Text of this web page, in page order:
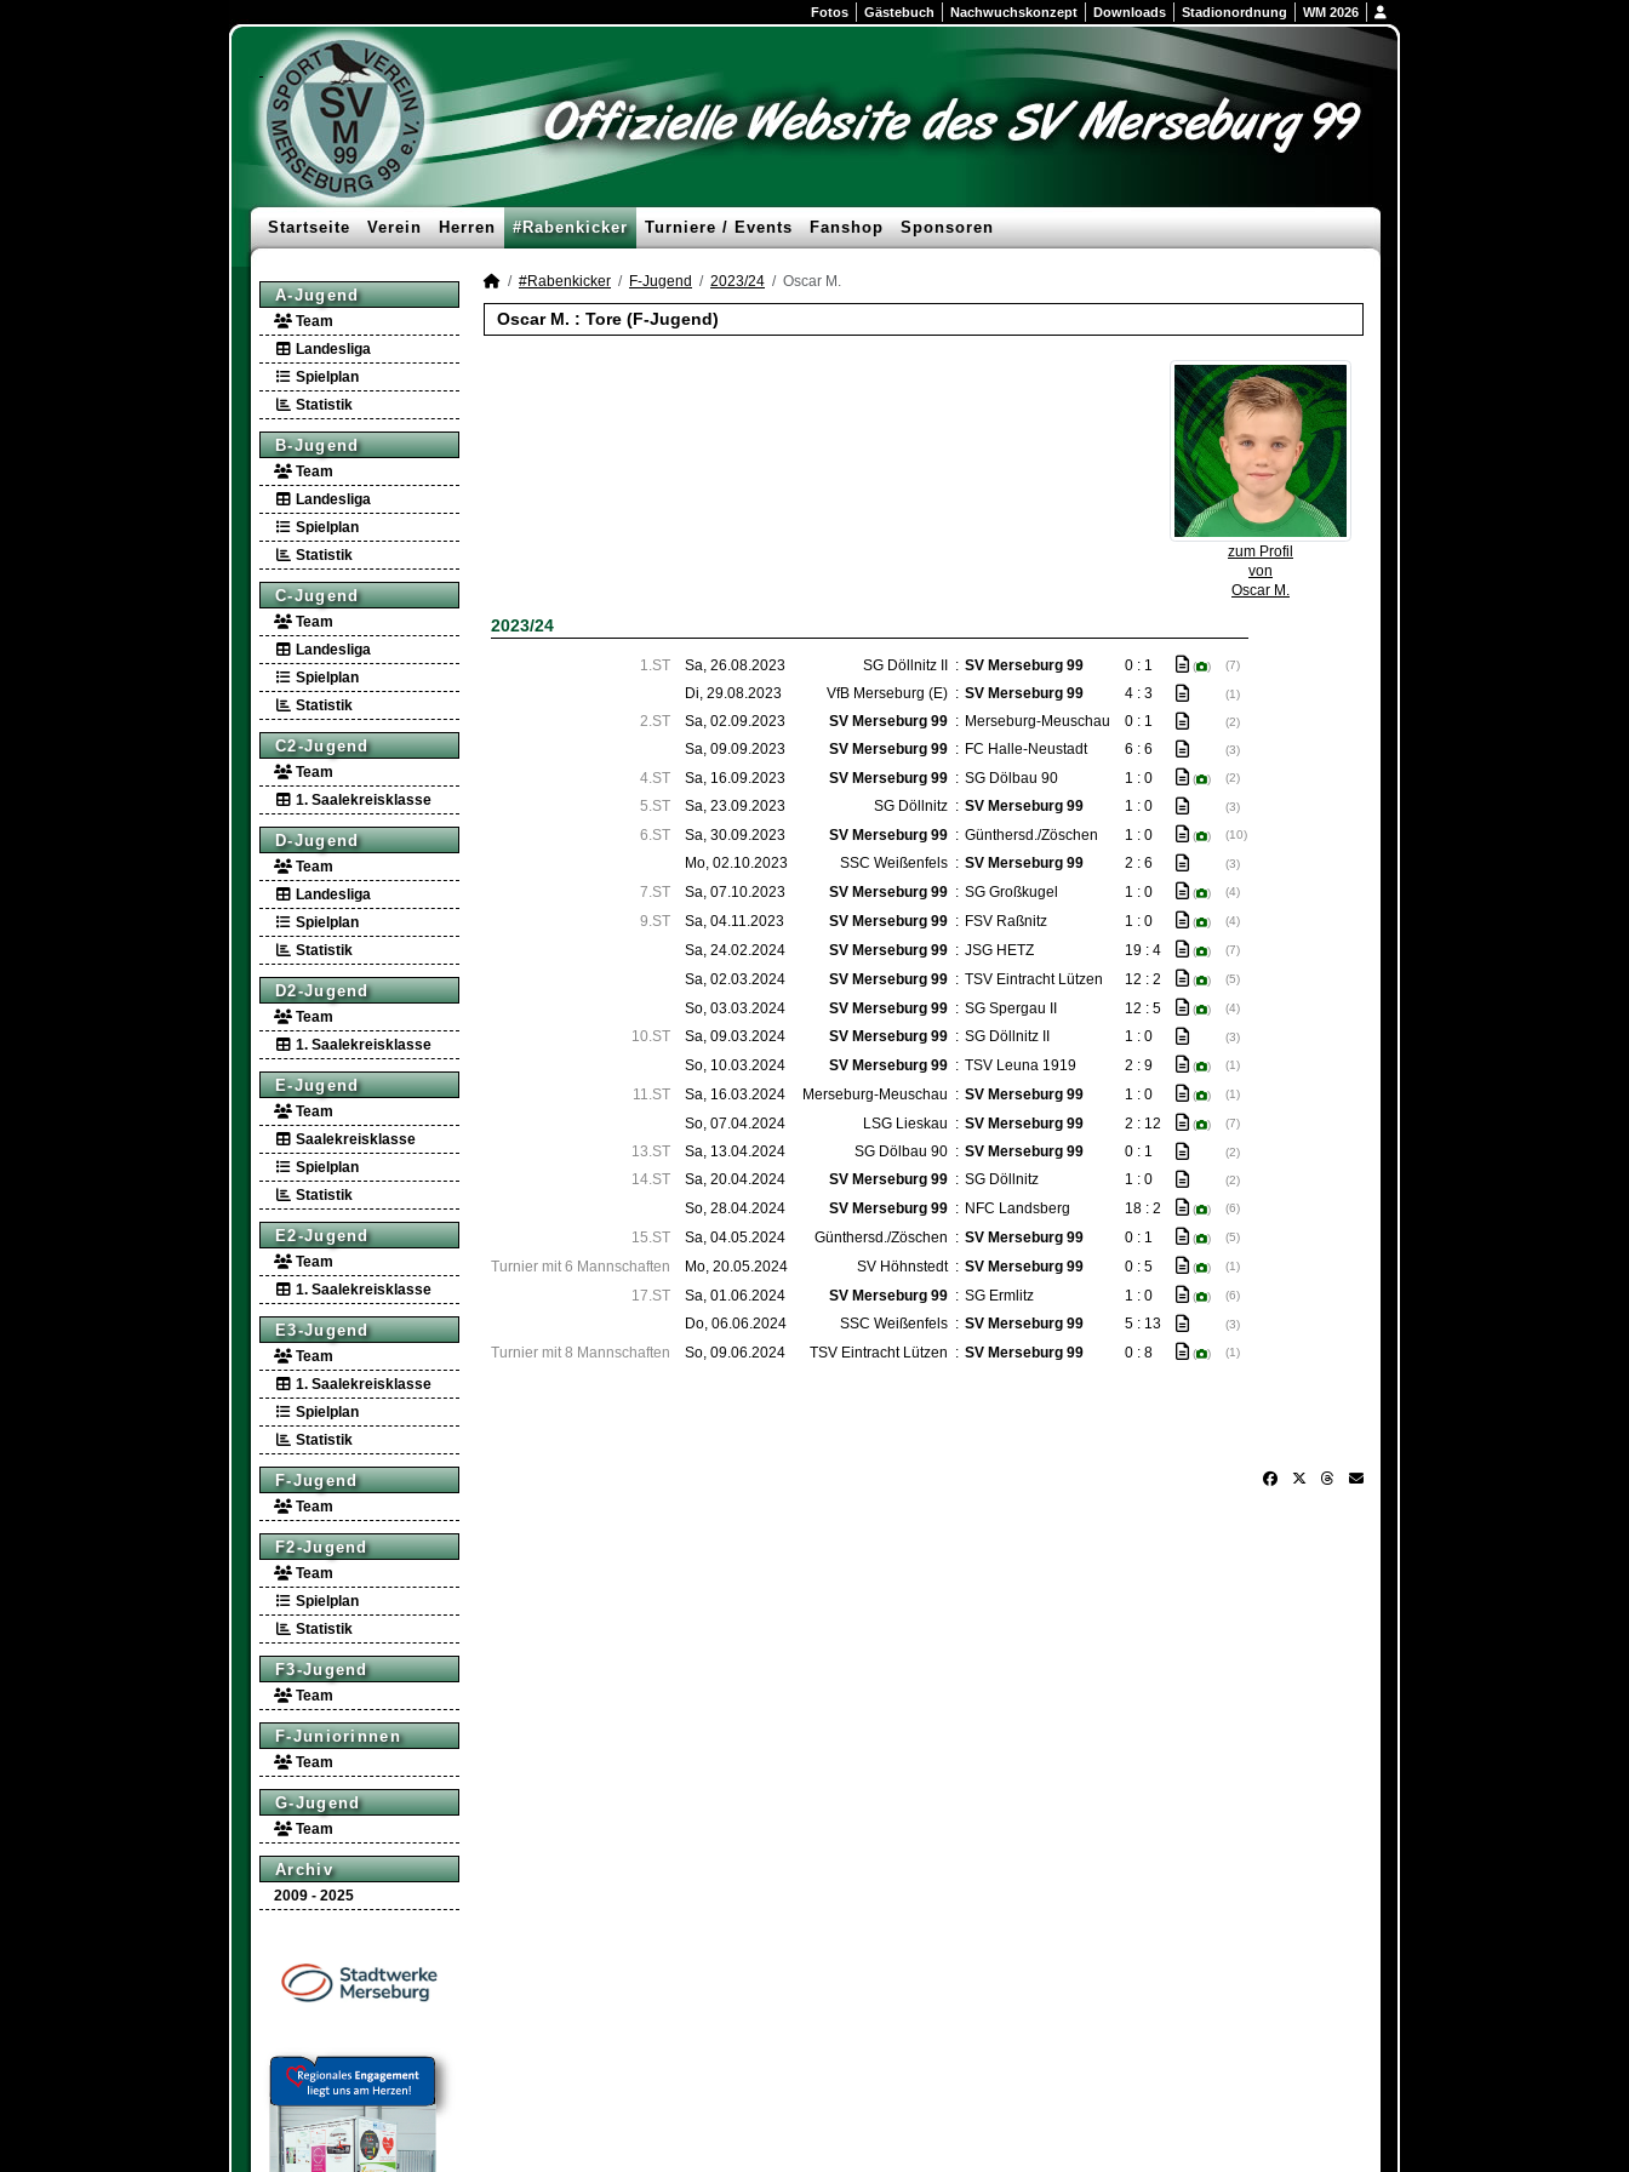
Fotos Gästebuch Nachwuchskonzept Downloads Stadionordnung WM 2026
Startseite Verein Herren #Rabenkicker Turniere / Events Fanshop Sponsoren
A-Jugend
Team
Landesliga
Spielplan
Statistik
B-Jugend
Team
Landesliga
Spielplan
Statistik
C-Jugend
Team
Landesliga
Spielplan
Statistik
C2-Jugend
Team
1. Saalekreisklasse
D-Jugend
Team
Landesliga
Spielplan
Statistik
D2-Jugend
Team
1. Saalekreisklasse
E-Jugend
Team
Saalekreisklasse
Spielplan
Statistik
E2-Jugend
Team
1. Saalekreisklasse
E3-Jugend
Team
1. Saalekreisklasse
Spielplan
Statistik
F-Jugend
Team
F2-Jugend
Team
Spielplan
Statistik
F3-Jugend
Team
F-Juniorinnen
Team
G-Jugend
Team
Archiv
2009 - 2025
#Rabenkicker F-Jugend 2023/24 Oscar M.
Oscar M. : Tore (F-Jugend)
zum Profil
von
Oscar M.
2023/24
1.ST Sa, 26.08.2023 SG Döllnitz II : SV Merseburg 99 0 : 1 ( ) (7)
Di, 29.08.2023 VfB Merseburg (E) : SV Merseburg 99 4 : 3 (1)
2.ST Sa, 02.09.2023 SV Merseburg 99 : Merseburg-Meuschau 0 : 1 (2)
Sa, 09.09.2023 SV Merseburg 99 : FC Halle-Neustadt 6 : 6 (3)
4.ST Sa, 16.09.2023 SV Merseburg 99 : SG Dölbau 90 1 : 0 ( ) (2)
5.ST Sa, 23.09.2023 SG Döllnitz : SV Merseburg 99 1 : 0 (3)
6.ST Sa, 30.09.2023 SV Merseburg 99 : Günthersd./​Zöschen 1 : 0 ( ) (10)
Mo, 02.10.2023 SSC Weißenfels : SV Merseburg 99 2 : 6 (3)
7.ST Sa, 07.10.2023 SV Merseburg 99 : SG Großkugel 1 : 0 ( ) (4)
9.ST Sa, 04.11.2023 SV Merseburg 99 : FSV Raßnitz 1 : 0 ( ) (4)
Sa, 24.02.2024 SV Merseburg 99 : JSG HETZ 19 : 4 ( ) (7)
Sa, 02.03.2024 SV Merseburg 99 : TSV Eintracht Lützen 12 : 2 ( ) (5)
So, 03.03.2024 SV Merseburg 99 : SG Spergau II 12 : 5 ( ) (4)
10.ST Sa, 09.03.2024 SV Merseburg 99 : SG Döllnitz II 1 : 0 (3)
So, 10.03.2024 SV Merseburg 99 : TSV Leuna 1919 2 : 9 ( ) (1)
11.ST Sa, 16.03.2024 Merseburg-Meuschau : SV Merseburg 99 1 : 0 ( ) (1)
So, 07.04.2024 LSG Lieskau : SV Merseburg 99 2 : 12 ( ) (7)
13.ST Sa, 13.04.2024 SG Dölbau 90 : SV Merseburg 99 0 : 1 (2)
14.ST Sa, 20.04.2024 SV Merseburg 99 : SG Döllnitz 1 : 0 (2)
So, 28.04.2024 SV Merseburg 99 : NFC Landsberg 18 : 2 ( ) (6)
15.ST Sa, 04.05.2024 Günthersd./​Zöschen : SV Merseburg 99 0 : 1 ( ) (5)
Turnier mit 6 Mannschaften Mo, 20.05.2024 SV Höhnstedt : SV Merseburg 99 0 : 5 ( ) (1)
17.ST Sa, 01.06.2024 SV Merseburg 99 : SG Ermlitz 1 : 0 ( ) (6)
Do, 06.06.2024 SSC Weißenfels : SV Merseburg 99 5 : 13 (3)
Turnier mit 8 Mannschaften So, 09.06.2024 TSV Eintracht Lützen : SV Merseburg 99 0 : 8 ( ) (1)